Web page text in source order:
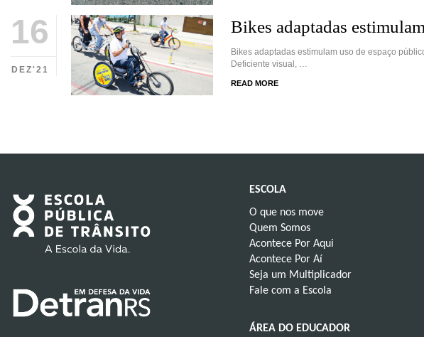
16
DEZ'21
Bikes adaptadas
Bikes adaptadas estimulam uso de espaço
Deficiente visual, …
READ MORE
ESCOLA
O que nos move
Quem Somos
Acontece Por Aqui
Acontece Por Aí
Seja um Multiplicador
Fale com a Escola
ÁREA DO EDUCADOR